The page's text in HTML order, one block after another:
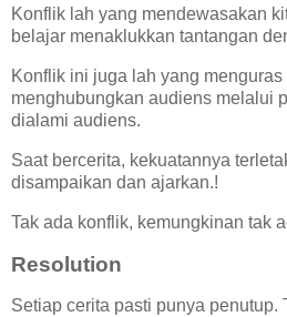
Konflik lah yang mendewasakan
belajar menaklukkan tantangan
Konflik ini juga lah yang menguras
menghubungkan audiens melalui
dialami audiens.
Saat bercerita, kekuatannya
disampaikan dan ajarkan.!
Tak ada konflik, kemungkinan tak
Resolution
Setiap cerita pasti punya penutup.